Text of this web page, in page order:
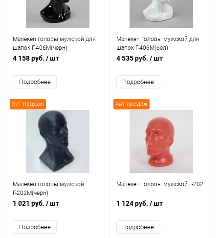
Манекен головы мужской для
шапок Г-406М(черн)
4 158 руб. / шт
Подробнее
Манекен головы мужской для
шапок Г-406М(бел)
4 535 руб. / шт
Подробнее
Хит продаж
Манекен головы мужской
Г-202М(черн)
1 021 руб. / шт
Подробнее
Хит продаж
Манекен головы мужской Г-202
1 124 руб. / шт
Подробнее